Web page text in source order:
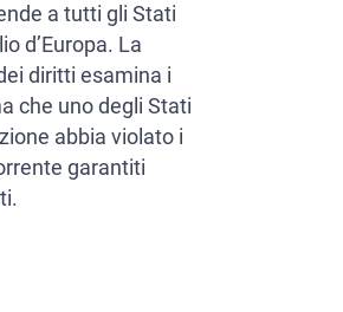
a tutti gli Stati
d’Europa. La
diritti esamina i
che uno degli Stati
abbia violato i
garantiti